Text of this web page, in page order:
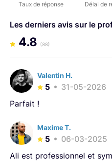
Taux de réponse
Délai de
Les derniers avis sur le
4.8 (88)
Valentin H.
5
31-05-2026
Parfait !
Maxime T.
5
06-03-2025
Ali est professionnel et